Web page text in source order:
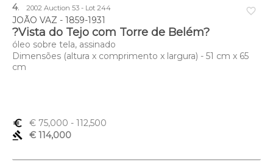
favorite_border
4. 2002 Auction 53 - Lot 244
JOÃO VAZ - 1859-1931
?Vista do Tejo com Torre de Belém?
óleo sobre tela, assinado
Dimensões (altura x comprimento x largura) - 51 cm x 65
cm
euro_symbol € 75,000 - 112,500
gavel
€ 114,000